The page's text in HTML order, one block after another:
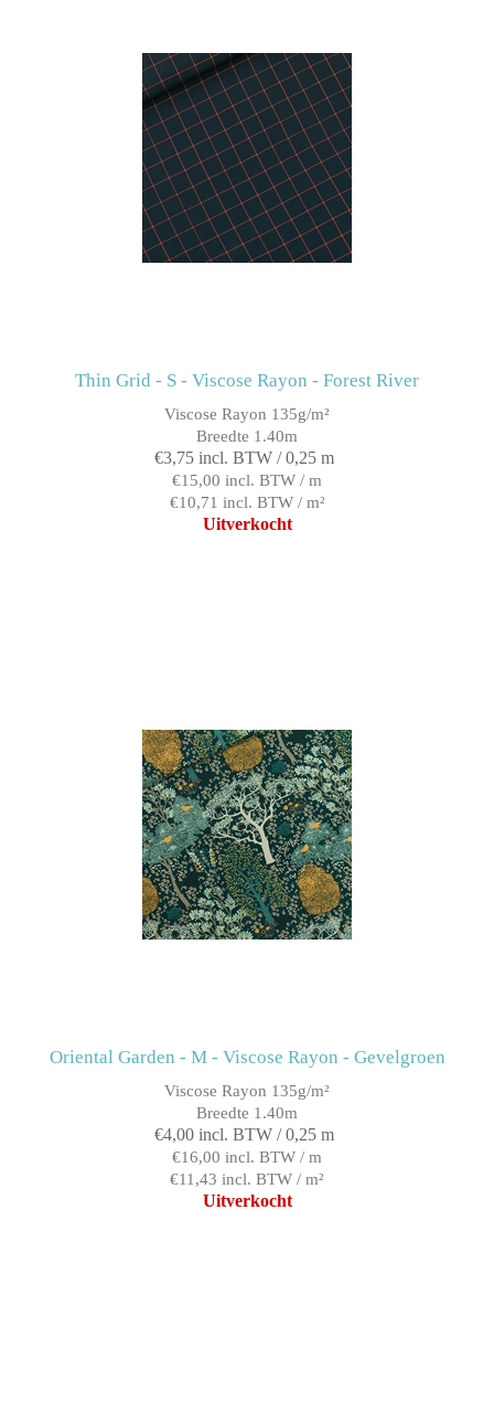
Thin Grid - S - Viscose Rayon - Forest River
Viscose Rayon 135g/m²
Breedte 1.40m
€3,75 incl. BTW / 0,25 m
€15,00 incl. BTW / m
€10,71 incl. BTW / m²
Uitverkocht
Oriental Garden - M - Viscose Rayon - Gevelgroen
Viscose Rayon 135g/m²
Breedte 1.40m
€4,00 incl. BTW / 0,25 m
€16,00 incl. BTW / m
€11,43 incl. BTW / m²
Uitverkocht